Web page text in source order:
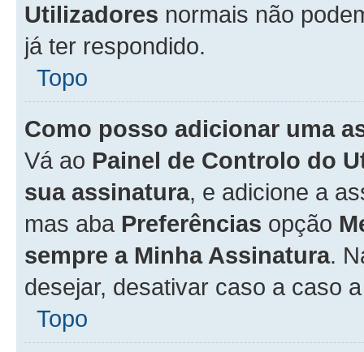
Utilizadores normais não
já ter respondido.
Topo
Como posso adicionar uma
Vá ao Painel de Controlo do
sua assinatura, e adicione a
mas aba Preferências opção
sempre a Minha Assinatura.
desejar, desativar caso a caso
Topo